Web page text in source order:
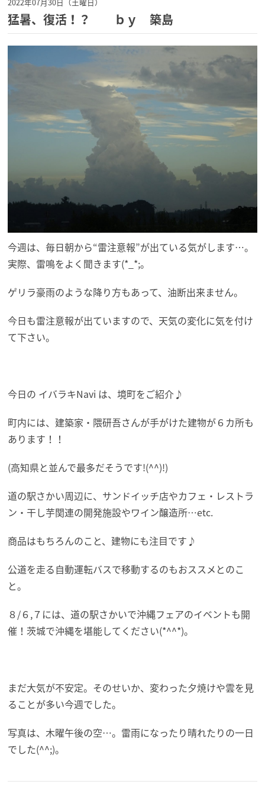
猛暑、復活！？ ｂｙ 築島
今週は、毎日朝から“雷注意報”が出ている気がします…。
実際、雷鳴をよく聞きます(*_*;。
ゲリラ豪雨のような降り方もあって、油断出来ません。
今日も雷注意報が出ていますので、天気の変化に気を付け
て下さい。
今日の イバラキNavi は、境町をご紹介♪
町内には、建築家・隈研吾さんが手がけた建物が６カ所も
あります！！
(高知県と並んで最多だそうです!(^^)!)
道の駅さかい周辺に、サンドイッチ店やカフェ・レストラ
ン・干し芋関連の開発施設やワイン醸造所…etc.
商品はもちろんのこと、建物にも注目です♪
公道を走る自動運転バスで移動するのもおススメとのこ
と。
８/６,７には、道の駅さかいで沖縄フェアのイベントも開
催！茨城で沖縄を堪能してください(*^^*)。
まだ大気が不安定。そのせいか、変わった夕焼けや雲を見
ることが多い今週でした。
写真は、木曜午後の空…。雷雨になったり晴れたりの一日
でした(^^;)。